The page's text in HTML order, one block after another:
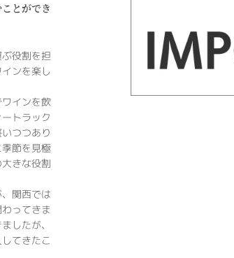
とができ
役割を担
ンを楽し
インを飲
トラック
つつあり
節を見極
きな役割
関西では
ってきま
したが、
てきたこ